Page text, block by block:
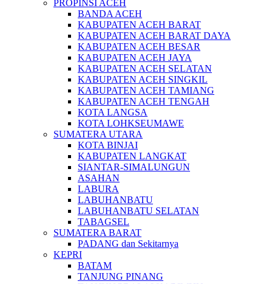
PROPINSI ACEH
BANDA ACEH
KABUPATEN ACEH BARAT
KABUPATEN ACEH BARAT DAYA
KABUPATEN ACEH BESAR
KABUPATEN ACEH JAYA
KABUPATEN ACEH SELATAN
KABUPATEN ACEH SINGKIL
KABUPATEN ACEH TAMIANG
KABUPATEN ACEH TENGAH
KOTA LANGSA
KOTA LOHKSEUMAWE
SUMATERA UTARA
KOTA BINJAI
KABUPATEN LANGKAT
SIANTAR-SIMALUNGUN
ASAHAN
LABURA
LABUHANBATU
LABUHANBATU SELATAN
TABAGSEL
SUMATERA BARAT
PADANG dan Sekitarnya
KEPRI
BATAM
TANJUNG PINANG